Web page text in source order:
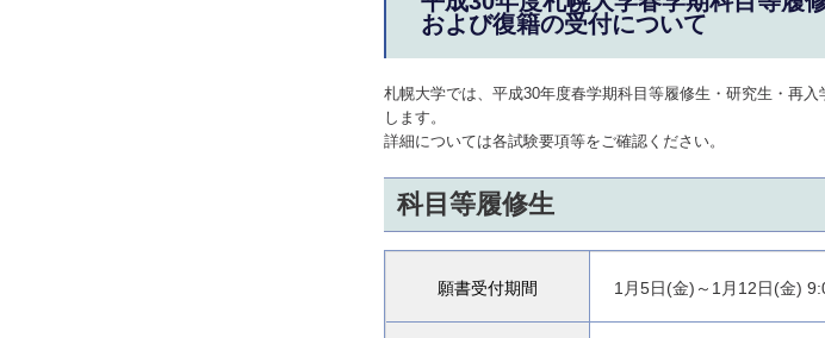
および復籍の受付について
札幌大学では、平成30年度春学期科目等履修生・研究生・再
します。
詳細については各試験要項等をご確認ください。
科目等履修生
願書受付期間 1月5日(金)～1月12日(金)